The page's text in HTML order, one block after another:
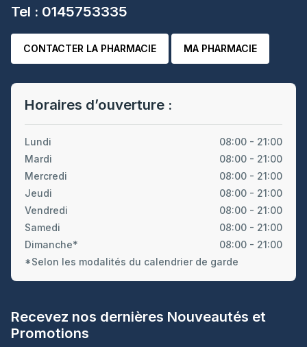
Tel : 0145753335
CONTACTER LA PHARMACIE MA PHARMACIE
Horaires d’ouverture :
Lundi
08:00 - 21:00
Mardi
08:00 - 21:00
Mercredi
08:00 - 21:00
Jeudi
08:00 - 21:00
Vendredi
08:00 - 21:00
Samedi
08:00 - 21:00
Dimanche*
08:00 - 21:00
*Selon les modalités du calendrier de garde
Recevez nos dernières Nouveautés et
Promotions